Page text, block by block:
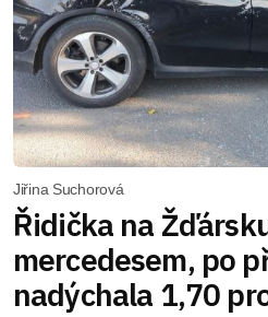
Jiřina Suchorová
Řidička na
mercedesem, po
nadýchala 1,70